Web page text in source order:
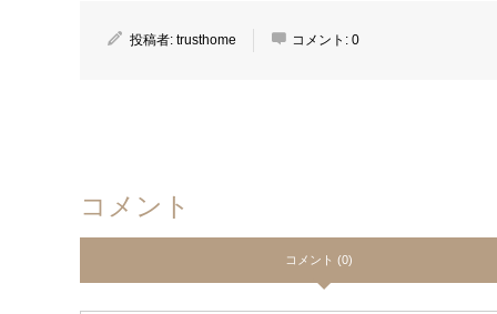
投稿者: trusthome コメント: 0
コメント
コメント (0)